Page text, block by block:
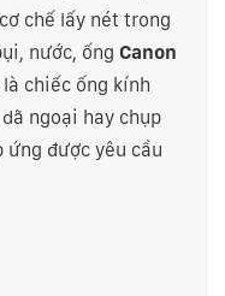
chế lấy nét trong
nước, ống Canon
chiếc ống kính
ngoại hay chụp
ứng được yêu cầu